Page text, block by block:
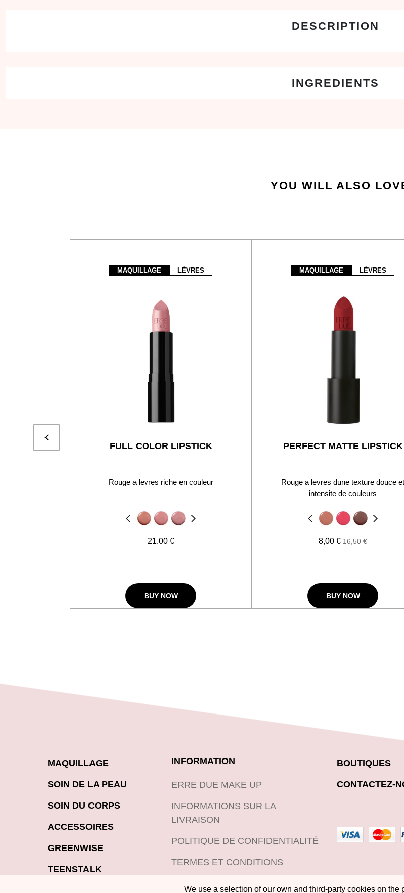
YOU WILL ALSO
MAQUILLAGE LÈVRES
FULL COLOR LIPSTICK
Rouge a levres riche en couleur
Précédent Suivant
21.00 €
BUY NOW
MAQUILLAGE LÈVRES
PERFECT MATTE LIPSTICK
Rouge a levres dune texture douce et
intensite de couleurs
Précédent Suivant
8,00 € 16,50 €
BUY NOW
MAQUILLAGE
SOIN DE LA PEAU
SOIN DU CORPS
ACCESSOIRES
GREENWISE
TEENSTALK
INFORMATION
ERRE DUE MAKE UP
INFORMATIONS SUR LA
LIVRAISON
POLITIQUE DE CONFIDENTIALITÉ
TERMES ET CONDITIONS
POLITIQUE DE RETOUR DES
BOUTIQUES
CONTACTEZ-
We use a selection of our own and third-party cookies on the